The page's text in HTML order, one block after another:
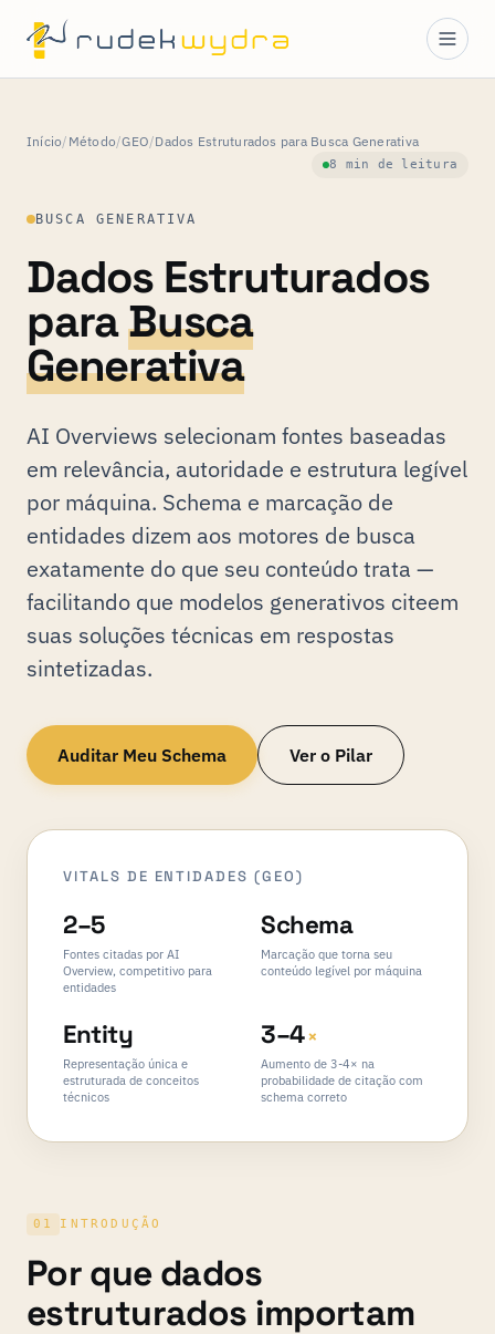
Início/ Método/GEO/Dados Estruturados para Busca Generativa
8 min de leitura
BUSCA GENERATIVA
Dados Estruturados
paraBusca
Generativa
AI Overviews selecionam fontes baseadas
em relevância, autoridade e estrutura legível
por máquina. Schema e marcação de
entidades dizem aos motores de busca
exatamente do que seu conteúdo trata —
facilitando que modelos generativos citeem
suas soluções técnicas em respostas
sintetizadas.
Auditar Meu Schema Ver o Pilar
VITALS DE ENTIDADES (GEO)
2–5
Fontes citadas por AI
Overview, competitivo para
entidades
Schema
Marcação que torna seu
conteúdo legível por máquina
Entity
Representação única e
estruturada de conceitos
técnicos
3–4×
Aumento de 3-4× na
probabilidade de citação com
schema correto
01 INTRODUÇÃO
Por que dados
estruturados importam